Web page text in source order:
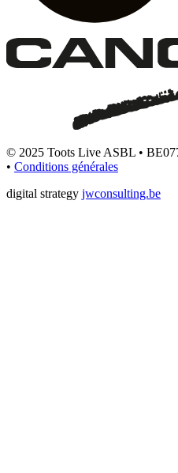
© 2025 Toots Live ASBL •
• Conditions générales
digital strategy jwconsulting.be